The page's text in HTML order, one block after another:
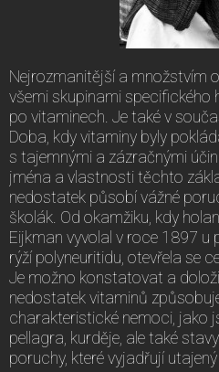
Nejrozmanitější a množstvím
všemi skupinami specifického
po vitaminech. Je také v
Doba, kdy vitaminy byly
s tajemnými a zázračnými
jména a vlastnosti těchto
nedostatek působí vážné
školák. Od okamžiku, kdy
Eijkman vyvolal v roce 1897 u
rýží polyneuritidu, otevřela se
Je možno konstatovat a
nedostatek vitaminů
charakteristické nemoci, jako
pellagra, kurděje, ale také
poruchy, které vyjadřují